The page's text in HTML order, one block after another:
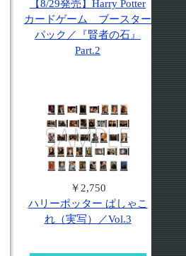
【8/29発売】Harry Potter
カードゲーム ブースター
パック／『賢者の石』
Part.2
￥2,750
ハリーポッター ぱしゃこ
れ（実写）／Vol.3